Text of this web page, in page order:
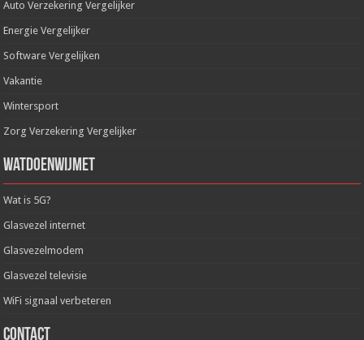
Auto Verzekering Vergelijker
Energie Vergelijker
Software Vergelijken
Vakantie
Wintersport
Zorg Verzekering Vergelijker
WatDoenWijMet
Wat is 5G?
Glasvezel internet
Glasvezelmodem
Glasvezel televisie
WiFi signaal verbeteren
Contact